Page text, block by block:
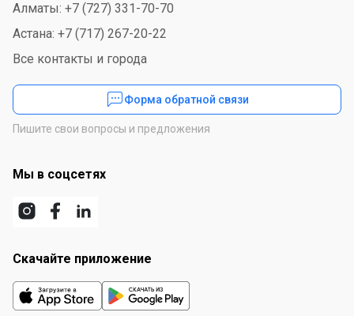
Алматы: +7 (727) 331-70-70
Астана: +7 (717) 267-20-22
Все контакты и города
Форма обратной связи
Пишите свои вопросы и предложения
Мы в соцсетях
Скачайте приложение